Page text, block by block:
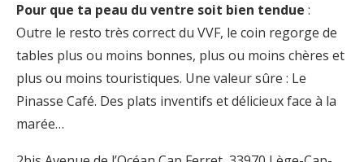
Pour que ta peau du ventre soit bien tendue :
Outre le resto très correct du VVF, le coin regorge de
tables plus ou moins bonnes, plus ou moins chères et
plus ou moins touristiques. Une valeur sûre : Le
Pinasse Café. Des plats inventifs et délicieux face à la
marée…